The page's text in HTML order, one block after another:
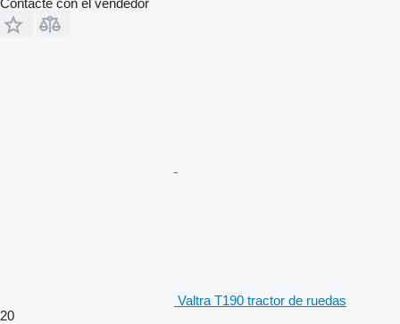
Valtra T190 tractor de ruedas
20